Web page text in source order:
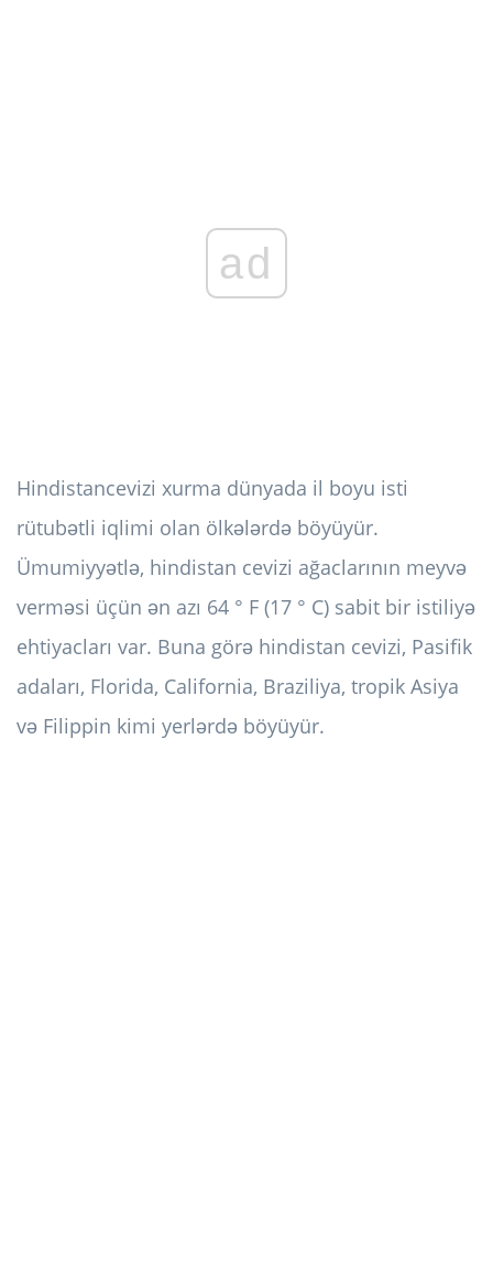
ad
Hindistancevizi xurma dünyada il boyu isti
rütubətli iqlimi olan ölkələrdə böyüyür.
Ümumiyyətlə, hindistan cevizi ağaclarının meyvə
verməsi üçün ən azı 64 ° F (17 ° C) sabit bir istiliyə
ehtiyacları var. Buna görə hindistan cevizi, Pasifik
adaları, Florida, California, Braziliya, tropik Asiya
və Filippin kimi yerlərdə böyüyür.